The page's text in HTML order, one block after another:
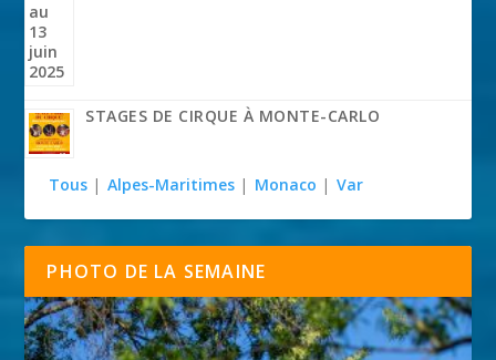
STAGES DE CIRQUE À MONTE-CARLO
Tous | Alpes-Maritimes | Monaco | Var
PHOTO DE LA SEMAINE